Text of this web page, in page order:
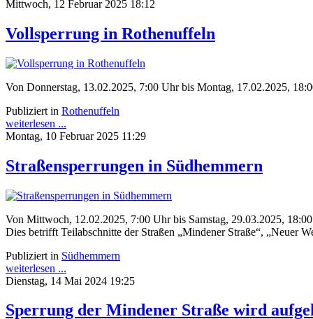
Mittwoch, 12 Februar 2025 18:12
Vollsperrung in Rothenuffeln
Von Donnerstag, 13.02.2025, 7:00 Uhr bis Montag, 17.02.2025,
Publiziert in Rothenuffeln
weiterlesen ...
Montag, 10 Februar 2025 11:29
Straßensperrungen in Südhemmern
Von Mittwoch, 12.02.2025, 7:00 Uhr bis Samstag, 29.03.2025,
Dies betrifft Teilabschnitte der Straßen „Mindener Straße“, „Neuer
Publiziert in Südhemmern
weiterlesen ...
Dienstag, 14 Mai 2024 19:25
Sperrung der Mindener Straße wird